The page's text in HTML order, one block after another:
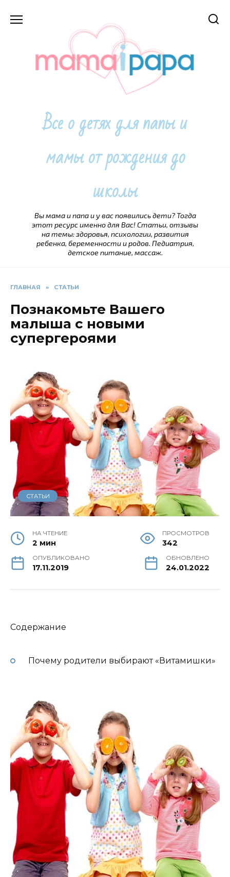
Все о детях для папы и
мамы от рождения до
школы
Вы мама и папа и у вас появились дети? Тогда
этот ресурс именно для Вас! Статьи, отзывы
на темы: здоровья, психологии, развития
ребенка, беременности и родов. Педиатрия,
детское питание, массаж.
ГЛАВНАЯ » СТАТЬИ
Познакомьте Вашего
малыша с новыми
супергероями
СТАТЬИ
НА ЧТЕНИЕ
2 мин
ПРОСМОТРОВ
342
ОПУБЛИКОВАНО
17.11.2019
ОБНОВЛЕНО
24.01.2022
Содержание
Почему родители выбирают «Витамишки»